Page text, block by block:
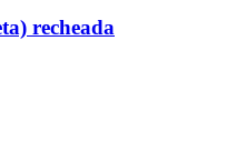
recheada